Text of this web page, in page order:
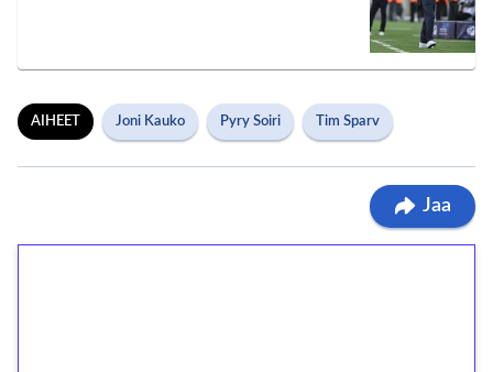
AIHEET Joni Kauko Pyry Soiri Tim Sparv
Jaa